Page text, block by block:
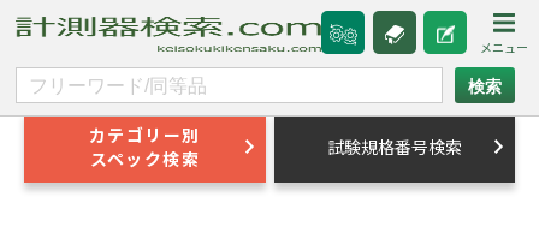
カテゴリー別
スペック検索
試験規格番号検索